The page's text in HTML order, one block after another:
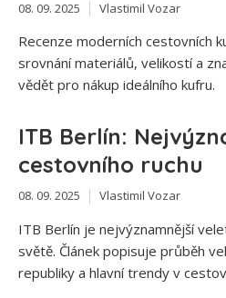
08. 09. 2025 Vlastimil Vozar
Recenze moderních cestovních
srovnání materiálů, velikostí a
vědět pro nákup ideálního kufru.
ITB Berlín:
cestovního ruchu
08. 09. 2025 Vlastimil Vozar
ITB Berlín je nejvýznamnější
světě. Článek popisuje průběh
republiky a hlavní trendy v